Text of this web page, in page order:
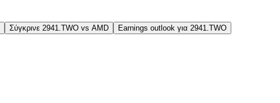
Σύγκρινε 2941.TWO vs AMD Earnings outlook για 2941.TWO